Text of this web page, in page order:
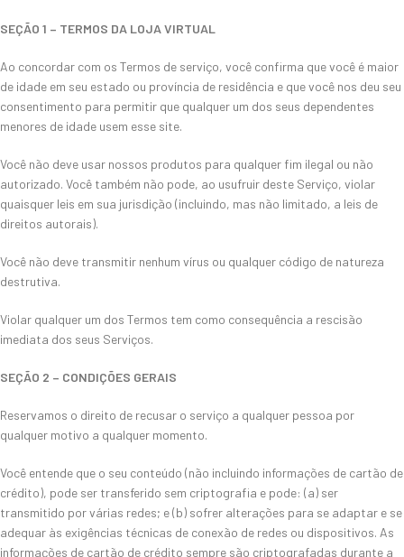
SEÇÃO 1 – TERMOS DA LOJA VIRTUAL
Ao concordar com os Termos de serviço, você confirma que você é maior
de idade em seu estado ou província de residência e que você nos deu seu
consentimento para permitir que qualquer um dos seus dependentes
menores de idade usem esse site.
Você não deve usar nossos produtos para qualquer fim ilegal ou não
autorizado. Você também não pode, ao usufruir deste Serviço, violar
quaisquer leis em sua jurisdição (incluindo, mas não limitado, a leis de
direitos autorais).
Você não deve transmitir nenhum vírus ou qualquer código de natureza
destrutiva.
Violar qualquer um dos Termos tem como consequência a rescisão
imediata dos seus Serviços.
SEÇÃO 2 – CONDIÇÕES GERAIS
Reservamos o direito de recusar o serviço a qualquer pessoa por
qualquer motivo a qualquer momento.
Você entende que o seu conteúdo (não incluindo informações de cartão de
crédito), pode ser transferido sem criptografia e pode: (a) ser
transmitido por várias redes; e (b) sofrer alterações para se adaptar e se
adequar às exigências técnicas de conexão de redes ou dispositivos. As
informações de cartão de crédito sempre são criptografadas durante a